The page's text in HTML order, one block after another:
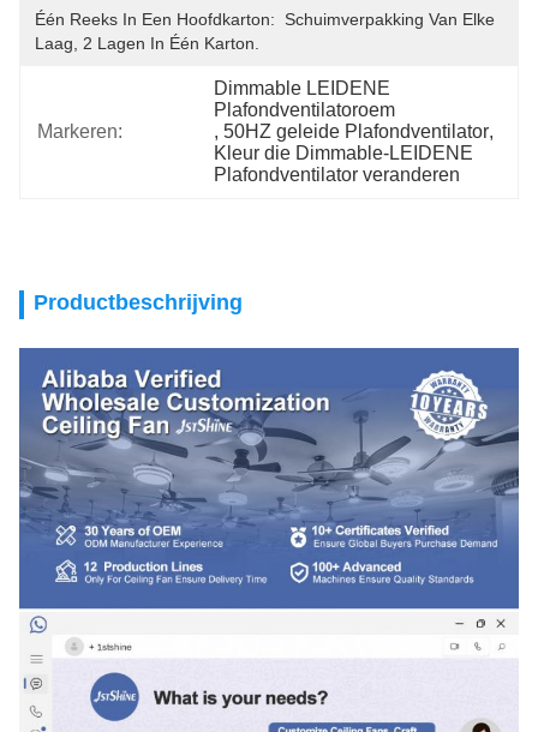
Één Reeks In Een Hoofdkarton:  Schuimverpakking Van Elke
Laag, 2 Lagen In Één Karton.
Markeren:
Dimmable LEIDENE
Plafondventilatoroem
, 50HZ geleide Plafondventilator
Kleur die Dimmable-LEIDENE
Plafondventilator veranderen
Productbeschrijving